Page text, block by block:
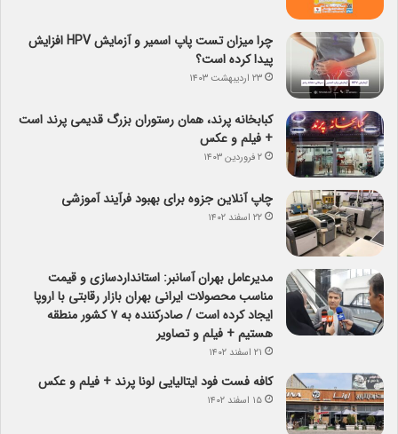
چرا میزان تست پاپ اسمیر و آزمایش HPV افزایش
پیدا کرده است؟
۲۳ اردیبهشت ۱۴۰۳
کبابخانه پرند، همان رستوران بزرگ قدیمی پرند است
+ فیلم و عکس
۲ فروردین ۱۴۰۳
چاپ آنلاین جزوه برای بهبود فرآیند آموزشی
۲۲ اسفند ۱۴۰۲
مدیرعامل بهران آسانبر: استانداردسازی و قیمت
مناسب محصولات ایرانی بهران بازار رقابتی با اروپا
ایجاد کرده است / صادرکننده به ۷ کشور منطقه
هستیم + فیلم و تصاویر
۲۱ اسفند ۱۴۰۲
کافه فست فود ایتالیایی لونا پرند + فیلم و عکس
۱۵ اسفند ۱۴۰۲